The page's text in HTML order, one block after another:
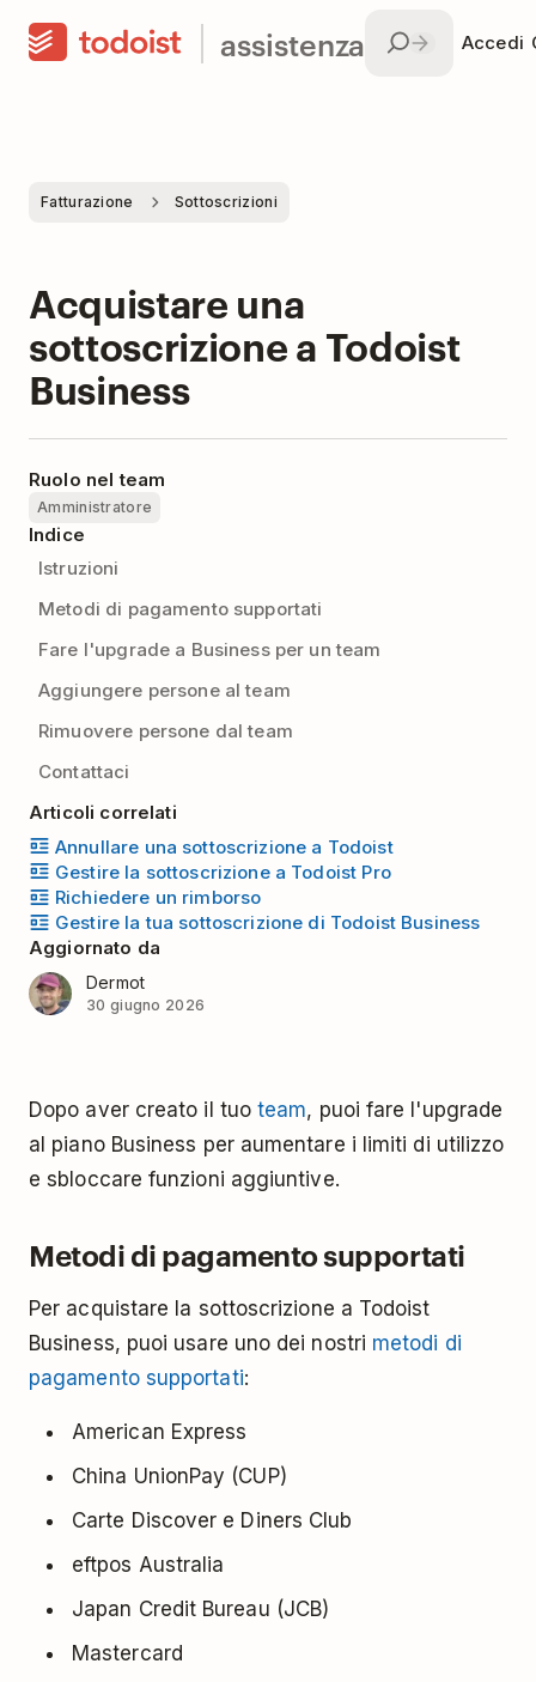
assistenza Accedi
Fatturazione Sottoscrizioni
Acquistare una
sottoscrizione a Todoist
Business
Ruolo nel team
Amministratore
Indice
Istruzioni
Metodi di pagamento supportati
Fare l'upgrade a Business per un team
Aggiungere persone al team
Rimuovere persone dal team
Contattaci
Articoli correlati
Annullare una sottoscrizione a Todoist
Gestire la sottoscrizione a Todoist Pro
Richiedere un rimborso
Gestire la tua sottoscrizione di Todoist Business
Aggiornato da
Dermot
30 giugno 2026
Dopo aver creato il tuoteam, puoi fare l'upgrade
al piano Business per aumentare i limiti di utilizzo
e sbloccare funzioni aggiuntive.
Metodi di pagamento supportati
Per acquistare la sottoscrizione a Todoist
Business, puoi usare uno dei nostri metodi di
pagamento supportati:
American Express
China UnionPay (CUP)
Carte Discover e Diners Club
eftpos Australia
Japan Credit Bureau (JCB)
Mastercard